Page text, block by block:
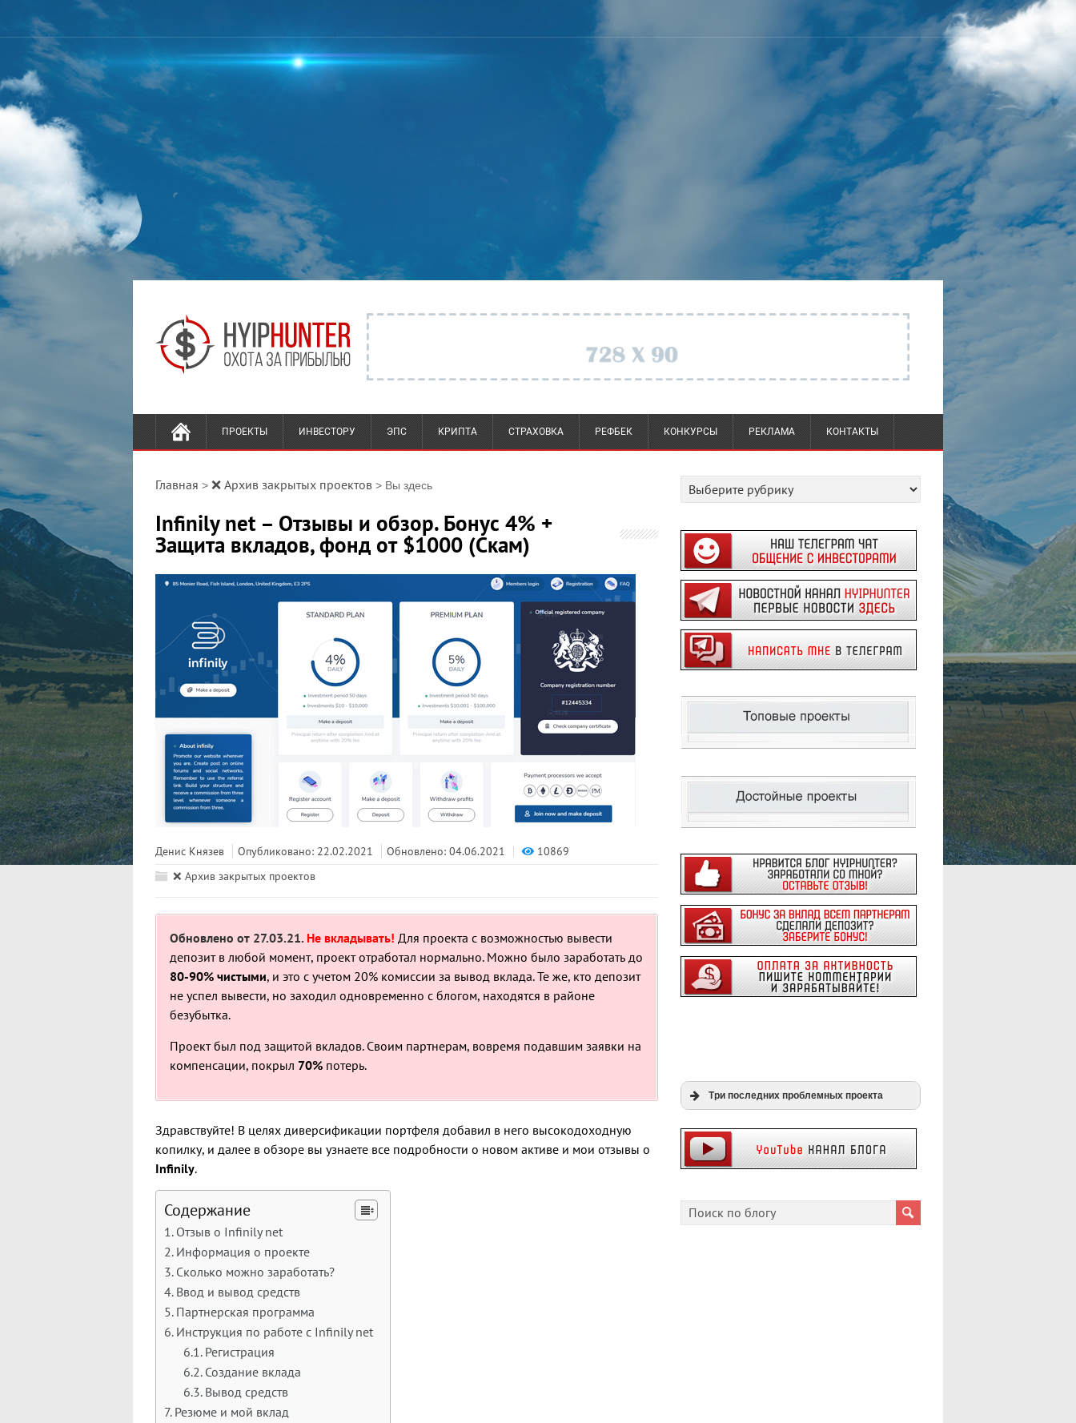
ПРОЕКТЫ ИНВЕСТОРУ ЭПС КРИПТА СТРАХОВКА РЕФБЕК КОНКУРСЫ РЕКЛАМА КОНТАКТЫ
Главная > ❌ Архив закрытых проектов > Вы здесь
Infinily net – Отзывы и обзор. Бонус 4% +
Защита вкладов, фонд от $1000 (Скам)
Денис Князев Опубликовано: 22.02.2021 Обновлено: 04.06.2021
10869
❌ Архив закрытых проектов
Обновлено от 27.03.21. Не вкладывать! Для проекта с возможностью вывести
депозит в любой момент, проект отработал нормально. Можно было заработать до
80-90% чистыми, и это с учетом 20% комиссии за вывод вклада. Те же, кто депозит
не успел вывести, но заходил одновременно с блогом, находятся в районе
безубытка.
Проект был под защитой вкладов. Своим партнерам, вовремя подавшим заявки на
компенсации, покрыл 70% потерь.
Здравствуйте! В целях диверсификации портфеля добавил в него высокодоходную
копилку, и далее в обзоре вы узнаете все подробности о новом активе и мои отзывы о
Infinily.
Содержание
Отзыв о Infinily net
Информация о проекте
Сколько можно заработать?
Ввод и вывод средств
Партнерская программа
Инструкция по работе с Infinily net
Регистрация
Создание вклада
Вывод средств
Резюме и мой вклад
Три последних проблемных проекта
Playpayouts
Cfgliberty